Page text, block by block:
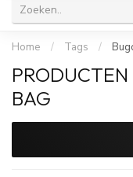
Home / Tags /
BAG